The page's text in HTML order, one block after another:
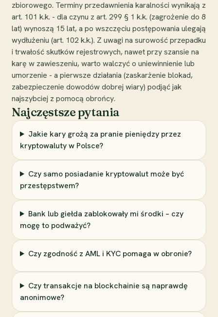
zbiorowego. Terminy przedawnienia karalności wynikają z
art. 101 k.k. - dla czynu z art. 299 § 1 k.k. (zagrożenie do 8
lat) wynoszą 15 lat, a po wszczęciu postępowania ulegają
wydłużeniu (art. 102 k.k.). Z uwagi na surowość przepadku
i trwałość skutków rejestrowych, nawet przy szansie na
karę w zawieszeniu, warto walczyć o uniewinnienie lub
umorzenie - a pierwsze działania (zaskarżenie blokad,
zabezpieczenie dowodów dobrej wiary) podjąć jak
najszybciej z pomocą obrońcy.
Najczęstsze pytania
Jakie kary grożą za pranie pieniędzy przez
kryptowaluty w Polsce?
Czy samo posiadanie kryptowalut może być
przestępstwem?
Bank lub giełda zablokowały mi środki – czy
mogę to podważyć?
Czy zgodność z AML i KYC pomaga w obronie?
Czy transakcje na blockchainie są naprawdę
anonimowe?